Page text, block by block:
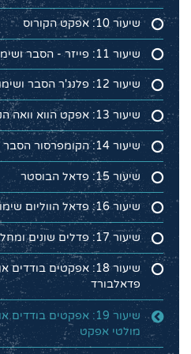
שיעור 10: אפקט הקורוס
שיעור 11: פייזר - הסבר ושימושים
שיעור 12: פלנג'ר הסבר ושימושים
שיעור 13: אפקט הווא וואה הניצחי
שיעור 14: הקומפרסור הסבר ושימושים
שיעור 15: פדאל הבוסטר
שיעור 16: פדאל הווליום שימושים נפוצים
שיעור 17: פדלים שונים ומחלת הפדלים
שיעור 18: אפקטים
פדאלבורד
שיעור 19: אפקטים
מולטי אפקט